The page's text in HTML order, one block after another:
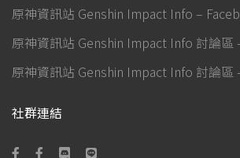
原神資訊站 Genshin Impact Info –
原神資訊站 Genshin Impact Info 討論區
原神資訊站 Genshin Impact Info 討論區
社群連結